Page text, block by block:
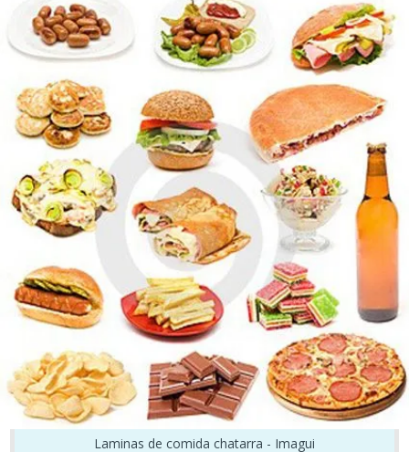
Laminas de comida chatarra - Imagui